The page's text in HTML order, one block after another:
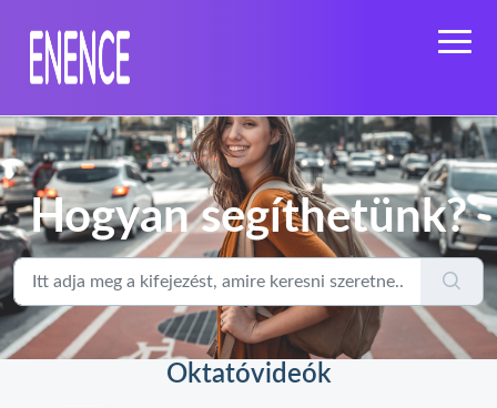
Hogyan segíthetünk?
Oktatóvideók